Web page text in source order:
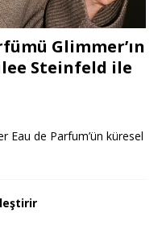
Glimmer’ın
Steinfeld ile
Eau de Parfum’ün küresel